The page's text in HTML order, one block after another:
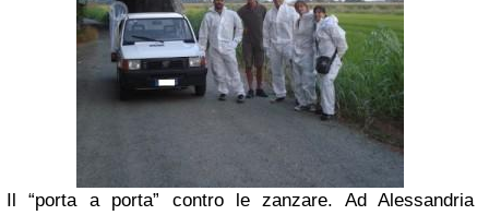
Il “porta a porta” contro le zanzare. Ad Alessandria